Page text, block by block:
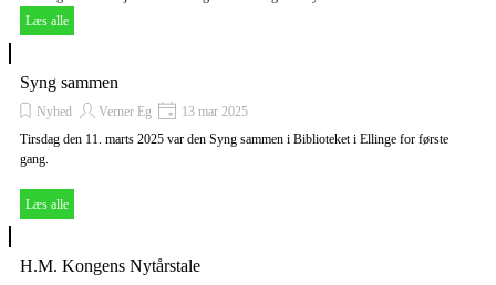
Læs alle
Syng sammen
Nyhed Verner Eg
13 mar 2025
Tirsdag den 11. marts 2025 var den Syng sammen i Biblioteket i Ellinge for første
gang.
Læs alle
H.M. Kongens Nytårstale